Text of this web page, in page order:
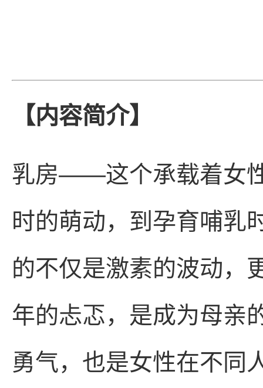
【内容简介】
乳房——这个承载着女
时的萌动，到孕育哺乳
的不仅是激素的波动，
年的忐忑，是成为母亲
勇气，也是女性在不同